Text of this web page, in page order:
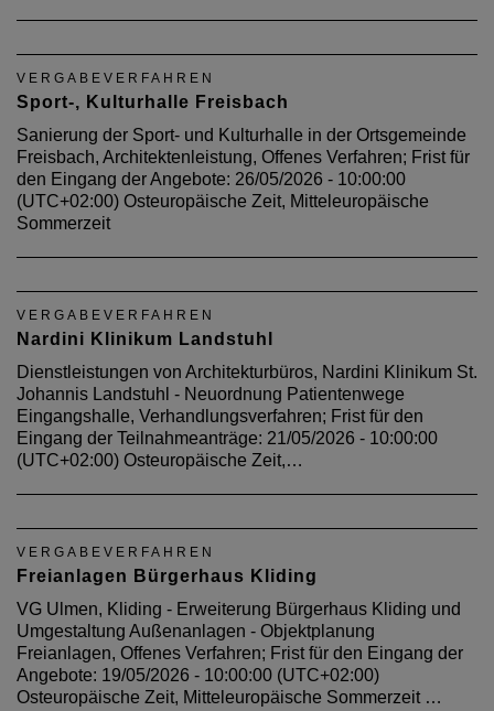
VERGABEVERFAHREN
Sport-, Kulturhalle Freisbach
Sanierung der Sport- und Kulturhalle in der Ortsgemeinde
Freisbach, Architektenleistung, Offenes Verfahren; Frist für
den Eingang der Angebote: 26/05/2026 - 10:00:00
(UTC+02:00) Osteuropäische Zeit, Mitteleuropäische
Sommerzeit
VERGABEVERFAHREN
Nardini Klinikum Landstuhl
Dienstleistungen von Architekturbüros, Nardini Klinikum St.
Johannis Landstuhl - Neuordnung Patientenwege
Eingangshalle, Verhandlungsverfahren; Frist für den
Eingang der Teilnahmeanträge: 21/05/2026 - 10:00:00
(UTC+02:00) Osteuropäische Zeit,…
VERGABEVERFAHREN
Freianlagen Bürgerhaus Kliding
VG Ulmen, Kliding - Erweiterung Bürgerhaus Kliding und
Umgestaltung Außenanlagen - Objektplanung
Freianlagen, Offenes Verfahren; Frist für den Eingang der
Angebote: 19/05/2026 - 10:00:00 (UTC+02:00)
Osteuropäische Zeit, Mitteleuropäische Sommerzeit …